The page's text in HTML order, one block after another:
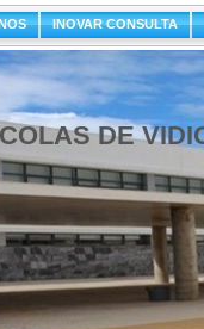
INOVAR CONSULTA
DE